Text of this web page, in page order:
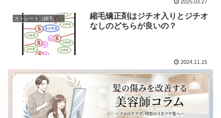
2025.03.27
ストレート（縮毛矯正）
縮毛矯正剤はジチオ入りとジチオ
なしのどちらが良いの？
2024.11.15